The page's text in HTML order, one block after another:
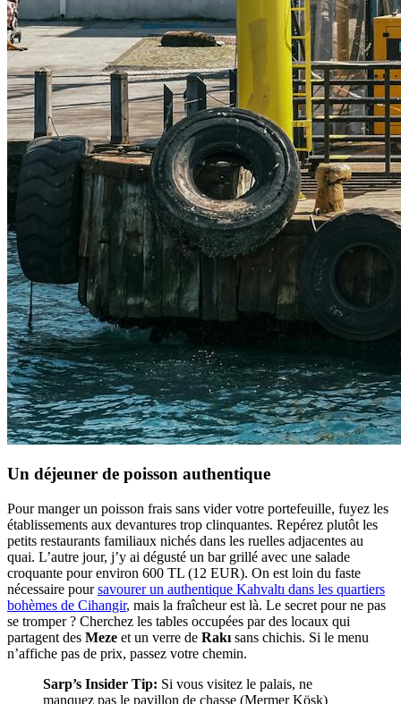
Un déjeuner de poisson authentique
Pour manger un poisson frais sans vider votre portefeuille, fuyez les
établissements aux devantures trop clinquantes. Repérez plutôt les
petits restaurants familiaux nichés dans les ruelles adjacentes au
quai. L’autre jour, j’y ai dégusté un bar grillé avec une salade
croquante pour environ 600 TL (12 EUR). On est loin du faste
nécessaire poursavourer un authentique Kahvaltı dans les quartiers
bohèmes de Cihangir, mais la fraîcheur est là. Le secret pour ne pas
se tromper ? Cherchez les tables occupées par des locaux qui
partagent des Meze et un verre de Rakı sans chichis. Si le menu
n’affiche pas de prix, passez votre chemin.
Sarp’s Insider Tip: Si vous visitez le palais, ne
manquez pas le pavillon de chasse (Mermer Köşk)